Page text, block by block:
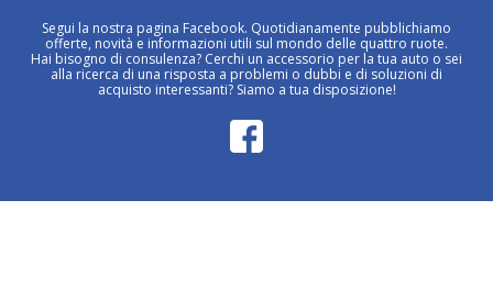
Segui la nostra pagina Facebook. Quotidianamente pubblichiamo
offerte, novità e informazioni utili sul mondo delle quattro ruote.
Hai bisogno di consulenza? Cerchi un accessorio per la tua auto o sei
alla ricerca di una risposta a problemi o dubbi e di soluzioni di
acquisto interessanti? Siamo a tua disposizione!